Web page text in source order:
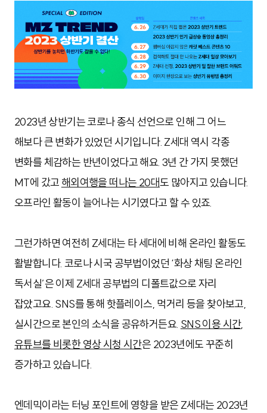
2023년 상반기는 코로나 종식 선언으로 인해 그 어느
해보다 큰 변화가 있었던 시기입니다. Z세대 역시 각종
변화를 체감하는 반년이었다고 해요. 3년 간 가지 못했던
MT에 갔고 해외여행을 떠나는 20대도 많아지고 있습니다.
오프라인 활동이 늘어나는 시기였다고 할 수 있죠.
그런가하면 여전히 Z세대는 타 세대에 비해 온라인 활동도
활발합니다. 코로나 시국 공부법이었던 ‘화상 채팅 온라인
독서실’은 이제 Z세대 공부법의 디폴트값으로 자리
잡았고요. SNS를 통해 핫플레이스, 먹거리 등을 찾아보고,
실시간으로 본인의 소식을 공유하거든요. SNS 이용 시간,
유튜브를 비롯한 영상 시청 시간은 2023년에도 꾸준히
증가하고 있습니다.
엔데믹이라는 터닝 포인트에 영향을 받은 Z세대는 2023년